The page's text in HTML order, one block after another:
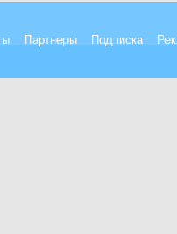
Партнеры Подписка